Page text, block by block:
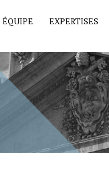
ÉQUIPE EXPERTISES